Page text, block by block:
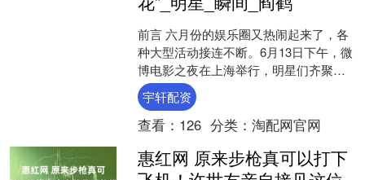
前言 六月份的娱乐圈又热闹起来了，各
种大型活动接连不断。6月13日下午，微
博电影之夜在上海举行，明星们齐聚一
堂，红毯走秀之后还在晚会上为获奖者
颁奖。 这次活动吸....
宇轩配资
查看： 126 分类： 淘配网官网
惠红网 原来步枪真可以打下